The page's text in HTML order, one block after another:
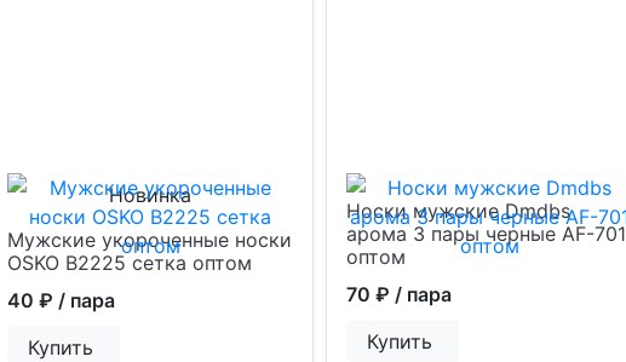
Новинка
Мужские укороченные носки
OSKO B2225 сетка оптом
40 ₽ / пара
Купить
Носки мужские Dmdbs
арома 3 пары черные AF-701
оптом
70 ₽/ пара
Купить